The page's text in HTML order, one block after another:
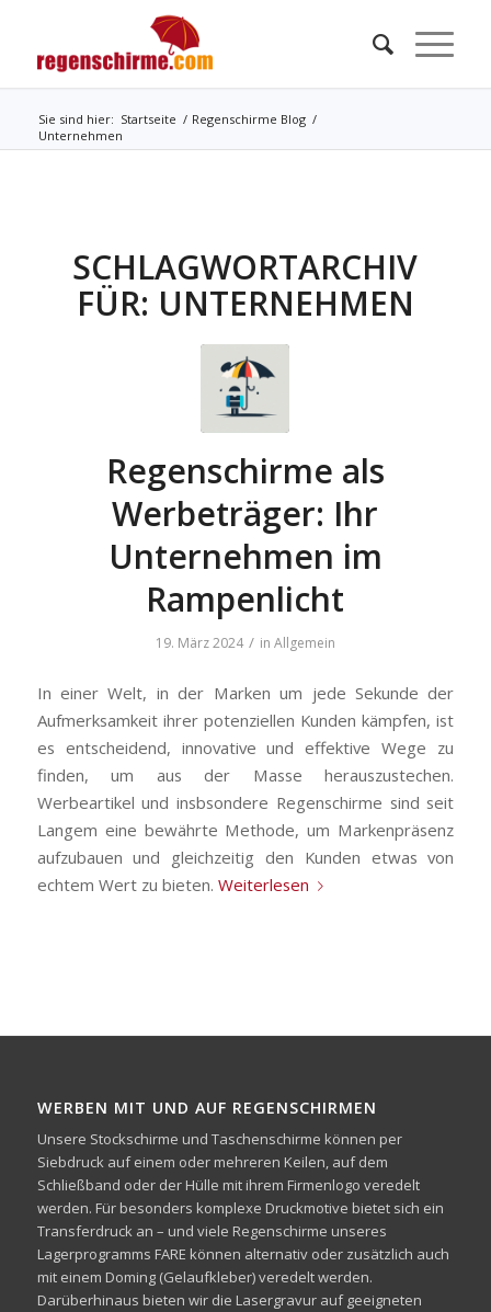
Sie sind hier: Startseite / Regenschirme Blog /
Unternehmen
SCHLAGWORTARCHIV
FÜR: UNTERNEHMEN
Regenschirme als
Werbeträger: Ihr
Unternehmen im
Rampenlicht
19. März 2024 / in Allgemein
In einer Welt, in der Marken um jede Sekunde der
Aufmerksamkeit ihrer potenziellen Kunden kämpfen, ist
es entscheidend, innovative und effektive Wege zu
finden, um aus der Masse herauszustechen.
Werbeartikel und insbsondere Regenschirme sind seit
Langem eine bewährte Methode, um Markenpräsenz
aufzubauen und gleichzeitig den Kunden etwas von
echtem Wert zu bieten. Weiterlesen
WERBEN MIT UND AUF REGENSCHIRMEN
Unsere Stockschirme und Taschenschirme können per
Siebdruck auf einem oder mehreren Keilen, auf dem
Schließband oder der Hülle mit ihrem Firmenlogo veredelt
werden. Für besonders komplexe Druckmotive bietet sich ein
Transferdruck an – und viele Regenschirme unseres
Lagerprogramms FARE können alternativ oder zusätzlich auch
mit einem Doming (Gelaufkleber) veredelt werden.
Darüberhinaus bieten wir die Lasergravur auf geeigneten